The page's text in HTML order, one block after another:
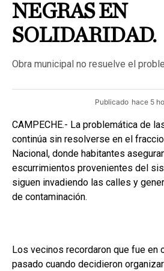
NEGRAS EN
SOLIDARIDAD.
Obra municipal no resuelve el
Publicado hace 5
CAMPECHE.- La problemática de
continúa sin resolverse en el
Nacional, donde habitantes
escurrimientos provenientes del
siguen invadiendo las calles y
de contaminación.
Los vecinos recordaron que fue en
pasado cuando decidieron